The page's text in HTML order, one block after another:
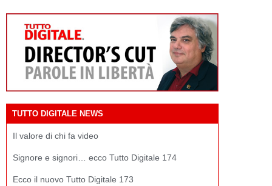
TUTTO DIGITALE NEWS
Il valore di chi fa video
Signore e signori… ecco Tutto Digitale 174
Ecco il nuovo Tutto Digitale 173